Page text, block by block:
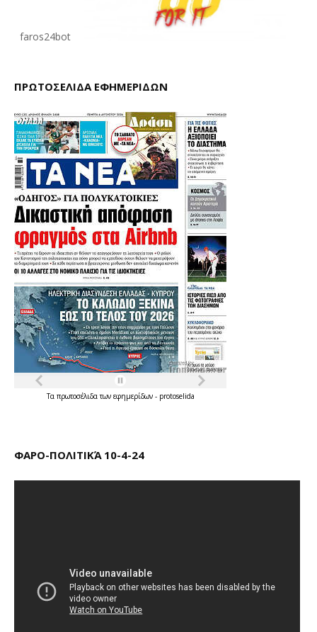
faros24bot
ΠΡΩΤΟΣΕΛΙΔΑ ΕΦΗΜΕΡΙΔΩΝ
Τα πρωτοσέλιδατων εφημερίδων - protoselida
ΦΑΡΟ-ΠΟΛΙΤΙΚΆ 10-4-24